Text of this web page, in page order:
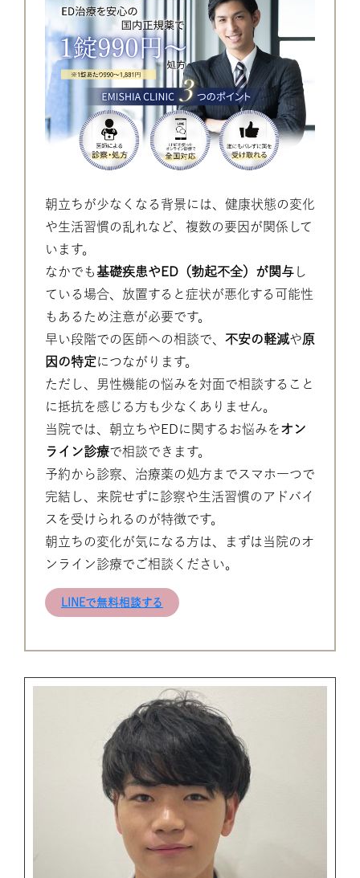
朝立ちが少なくなる背景には、健康状態の変化
や生活習慣の乱れなど、複数の要因が関係して
います。
なかでも基礎疾患やED（勃起不全）が関与 し
ている場合、放置すると症状が悪化する可能性
もあるため注意が必要です。
早い段階での医師への相談で、 不安の軽減や原
因の特定につながります。
ただし、男性機能の悩みを対面で相談すること
に抵抗を感じる方も少なくありません。
当院では、朝立ちやEDに関するお悩みをオン
ライン診療で相談できます。
予約から診察、治療薬の処方までスマホ一つで
完結し、来院せずに診察や生活習慣のアドバイ
スを受けられるのが特徴です。
朝立ちの変化が気になる方は、まずは当院のオ
ンライン診療でご相談ください。
LINEで無料相談する